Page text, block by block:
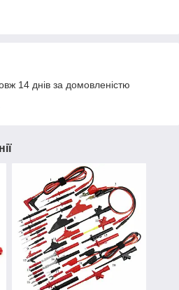
14 днів за домовленістю